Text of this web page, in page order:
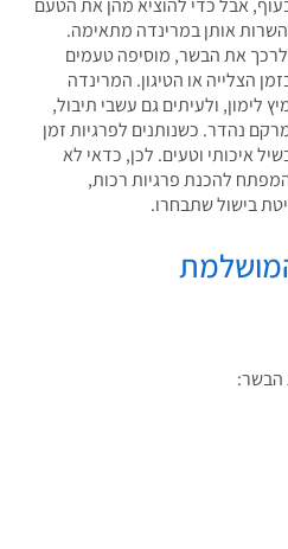
כדי להוציא מהן את הטעם
במרינדה מתאימה.
הבשר, מוסיפה טעמים
או הטיגון. המרינדה
ולעיתים גם עשבי תיבול,
כשנותנים לפרגיות זמן
וטעים. לכן, כדאי לא
פרגיות רכות,
שתבחרו.